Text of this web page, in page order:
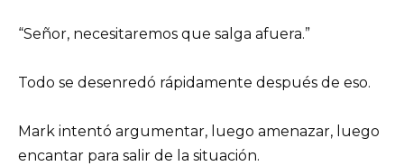
“Señor, necesitaremos que salga afuera.”
Todo se desenredó rápidamente después de eso.
Mark intentó argumentar, luego amenazar, luego
encantar para salir de la situación.